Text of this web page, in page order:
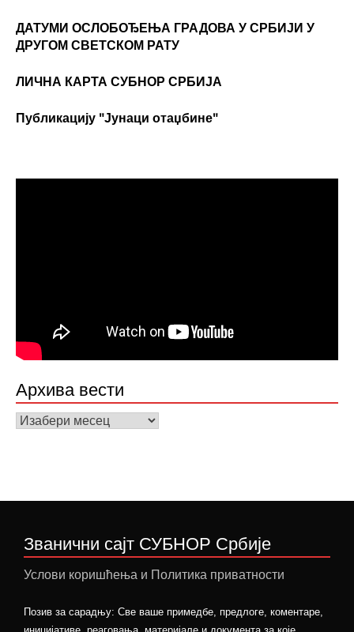
ДАТУМИ ОСЛОБОЂЕЊА ГРАДОВА У СРБИЈИ У
ДРУГОМ СВЕТСКОМ РАТУ
ЛИЧНА КАРТА СУБНОР СРБИЈА
Публикацију "Јунаци отаџбине"
Архива вести
Архива
Званични сајт СУБНОР Србије
Услови коришћења и Политика приватности
Позив за сарадњу: Све ваше примедбе, предлоге, коментаре,